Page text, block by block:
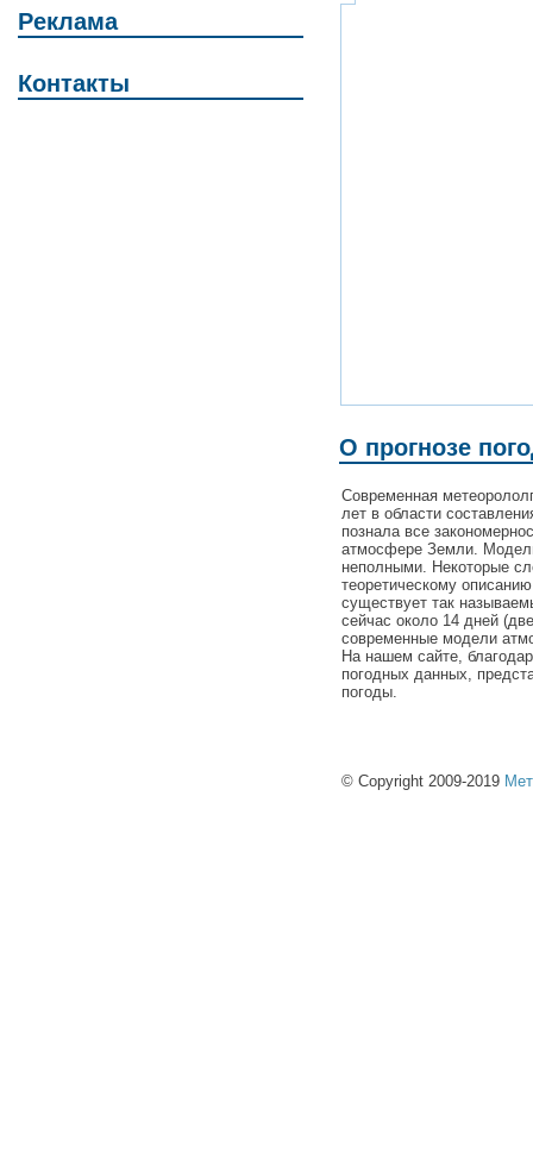
Реклама
Контакты
О прогнозе
Современная
лет в области
познала все
атмосфере Земли.
неполными. Некоторые
теоретическому
существует так
сейчас около 14 дней
современные модели
На нашем сайте,
погодных данных,
погоды.
© Copyright 2009-2019